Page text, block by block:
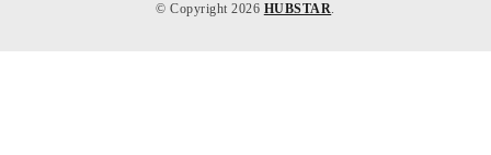
© Copyright 2026 HUBSTAR.